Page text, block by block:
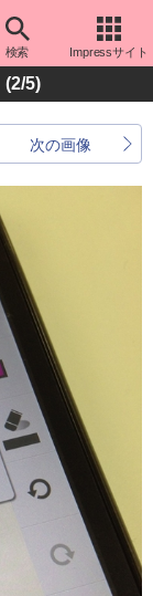
検索 Impressサイト
(2/5)
次の画像